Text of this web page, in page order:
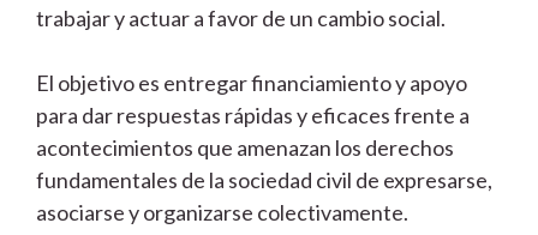
trabajar y actuar a favor de un cambio social.
El objetivo es entregar financiamiento y apoyo
para dar respuestas rápidas y eficaces frente a
acontecimientos que amenazan los derechos
fundamentales de la sociedad civil de expresarse,
asociarse y organizarse colectivamente.